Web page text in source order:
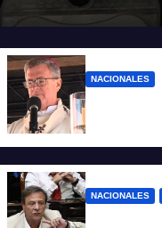
NACIONALES
NACIONALES